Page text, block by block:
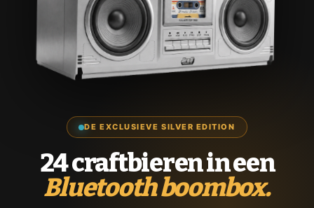
DE EXCLUSIEVE SILVER EDITION
24 craftbieren in een
Bluetooth boombox.